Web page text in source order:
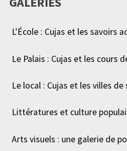
L'École : Cujas et les savoirs
Le Palais : Cujas et les cours
Le local : Cujas et les villes de
Littératures et culture
Arts visuels : une galerie de